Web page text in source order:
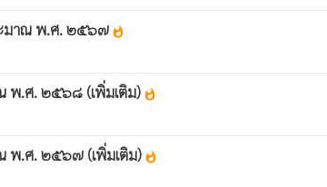
ะมาณ พ.ศ. ๒๕๖๗ whatshot
พ.ศ. ๒๕๖๘ (เพิ่มเติม) whatshot
พ.ศ. ๒๕๖๗ (เพิ่มเติม) whatshot